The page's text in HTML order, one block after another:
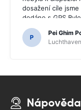
dosažení cíle
dodáno s
kdybychom se
protože bylo
silnicích.
P
Pei Ghim